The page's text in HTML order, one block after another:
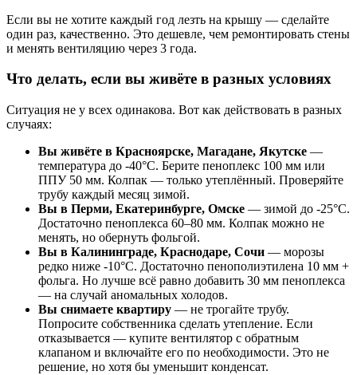
Если вы не хотите каждый год лезть на крышу — сделайте
один раз, качественно. Это дешевле, чем ремонтировать стены
и менять вентиляцию через 3 года.
Что делать, если вы живёте в разных условиях
Ситуация не у всех одинакова. Вот как действовать в разных
случаях:
Вы живёте в Красноярске, Магадане, Якутске —
температура до -40°C. Берите пеноплекс 100 мм или
ППУ 50 мм. Колпак — только утеплённый. Проверяйте
трубу каждый месяц зимой.
Вы в Перми, Екатеринбурге, Омске — зимой до -25°C.
Достаточно пеноплекса 60–80 мм. Колпак можно не
менять, но обернуть фольгой.
Вы в Калининграде, Краснодаре, Сочи — морозы
редко ниже -10°C. Достаточно пенополиэтилена 10 мм +
фольга. Но лучше всё равно добавить 30 мм пеноплекса
— на случай аномальных холодов.
Вы снимаете квартиру — не трогайте трубу.
Попросите собственника сделать утепление. Если
отказывается — купите вентилятор с обратным
клапаном и включайте его по необходимости. Это не
решение, но хотя бы уменьшит конденсат.